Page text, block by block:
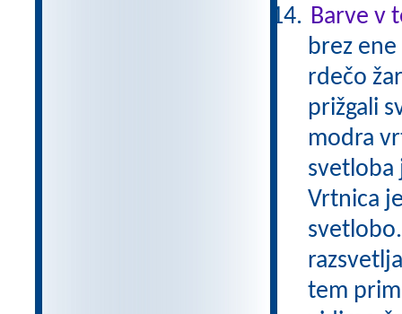
Barve v
brez
rdečo
prižgali
modra
svetloba
Vrtnica
tem